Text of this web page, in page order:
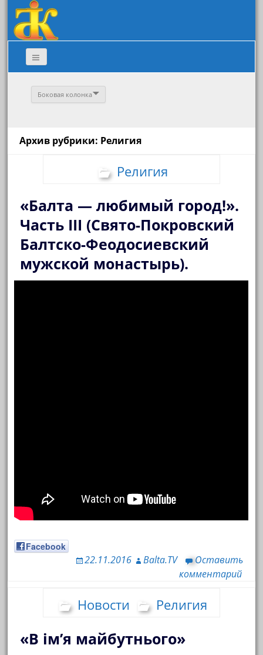
Боковая колонка
Архив рубрики: Религия
Религия
«Балта — любимый город!».
Часть III (Свято-Покровский
Балтско-Феодосиевский
мужской монастырь).
Facebook
22.11.2016 Balta.TV
Оставить
комментарий
Новости Религия
«В ім’я майбутнього»